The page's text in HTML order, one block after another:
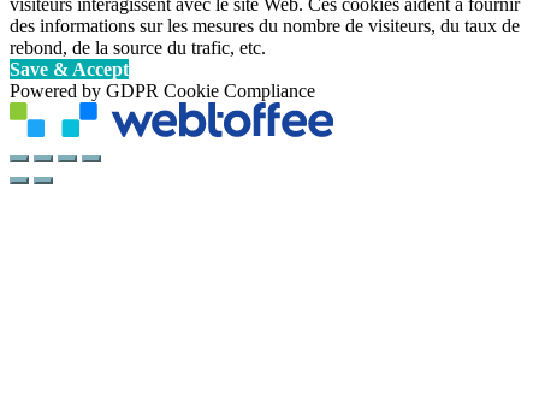
visiteurs interagissent avec le site Web. Ces cookies aident à fournir
des informations sur les mesures du nombre de visiteurs, du taux de
rebond, de la source du trafic, etc.
Save & Accept
Powered by GDPR Cookie Compliance